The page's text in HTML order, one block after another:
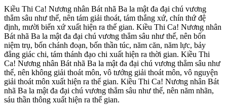
Kiều Thi Ca! Nương nhân Bát nhã Ba la mật đa đại chú vương
thẳm sâu như thế, nên tám giải thoát, tám thắng xứ, chín thứ đệ
định, mười biến xứ xuất hiện ra thế gian. Kiều Thi Ca! Nương nhân
Bát nhã Ba la mật đa đại chú vương thẳm sâu như thế, nên bốn
niệm trụ, bốn chánh đoạn, bốn thần túc, năm căn, năm lực, bảy
đẳng giác chi, tám thánh đạo chi xuất hiện ra thời gian. Kiều Thi
Ca! Nương nhân Bát nhã Ba la mật đa đại chú vương thẳm sâu như
thế, nên không giải thoát môn, vô tướng giải thoát môn, vô nguyện
giải thoát môn xuất hiện ra thế gian. Kiều Thi Ca! Nương nhân Bát
nhã Ba la mật đa đại chú vương thẳm sâu như thế, nên năm nhãn,
sáu thần thông xuất hiện ra thế gian.